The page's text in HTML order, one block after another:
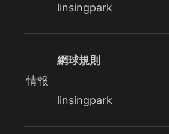
linsingpark
情報
網球規則
linsingpark